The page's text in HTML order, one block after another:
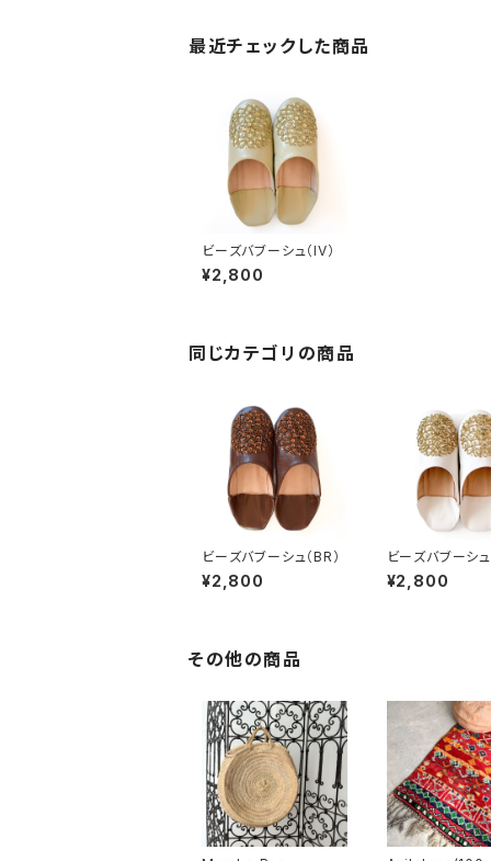
最近チェックした商品
ビーズバブーシュ（IV）
¥2,800
同じカテゴリの商品
ビーズバブーシュ（BR）
¥2,800
ビーズバブーシ
GD）
¥2,800
その他の商品